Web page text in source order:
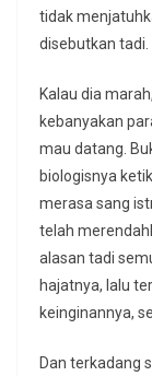
tidak
disebutkan tadi.
Kalau dia
kebanyakan
mau datang.
biologisnya
merasa sang
telah
alasan tadi
hajatnya, lalu
keinginannya,
Dan terkadang